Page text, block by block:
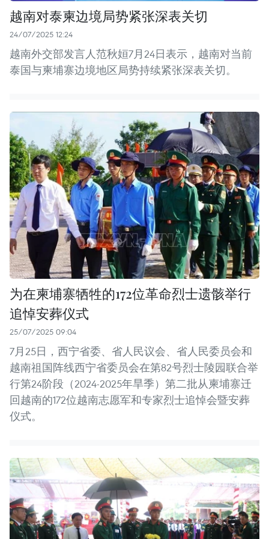
越南对泰柬边境局势紧张深表关切
24/07/2025 12:24
越南外交部发言人范秋姮7月24日表示，越南对当前
泰国与柬埔寨边境地区局势持续紧张深表关切。
为在柬埔寨牺牲的172位革命烈士遗骸举行
追悼安葬仪式
25/07/2025 09:04
7月25日，西宁省委、省人民议会、省人民委员会和
越南祖国阵线西宁省委员会在第82号烈士陵园联合举
行第24阶段（2024-2025年旱季）第二批从柬埔寨迁
回越南的172位越南志愿军和专家烈士追悼会暨安葬
仪式。